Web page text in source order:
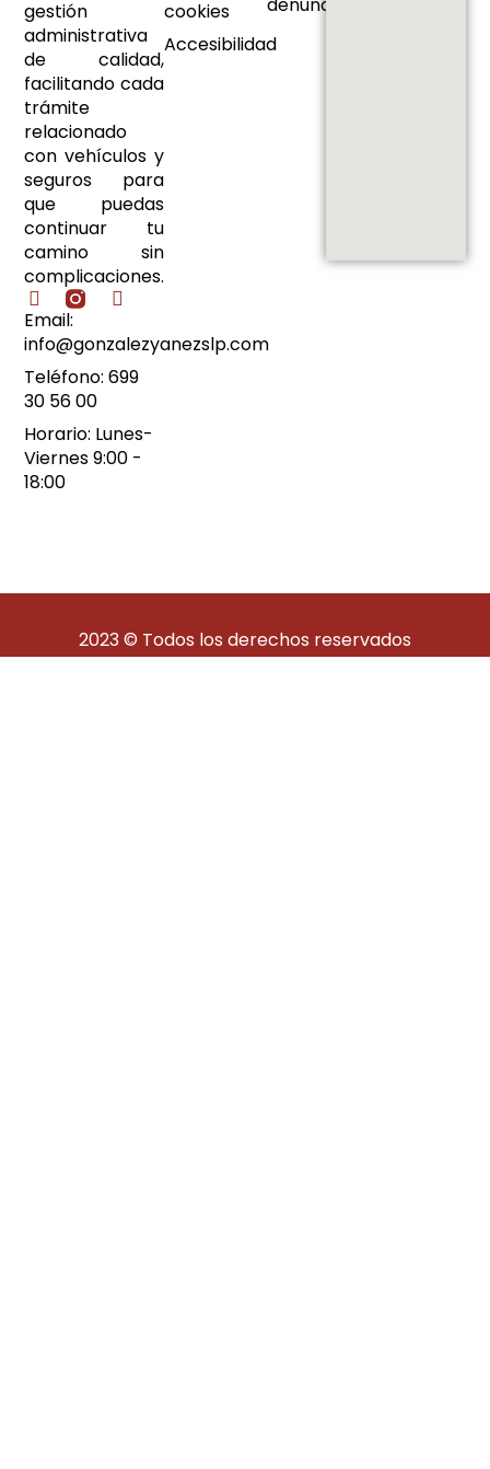
gestión
administrativa
de calidad,
facilitando cada
trámite
relacionado
con vehículos y
seguros para
que puedas
continuar tu
camino sin
complicaciones.
Email:
info@gonzalezyanezslp.com
Teléfono: 699
30 56 00
Horario: Lunes-
Viernes 9:00 -
18:00
denuncias
cookies
Accesibilidad
2023 © Todos los derechos reservados